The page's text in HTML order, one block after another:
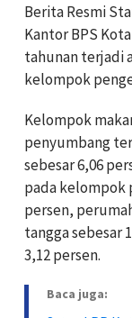
Berita Resmi
Kantor BPS
tahunan terjadi
kelompok
Kelompok
penyumbang
sebesar 6,06
pada kelompok
persen,
tangga sebesar
3,12 persen.
Baca juga: